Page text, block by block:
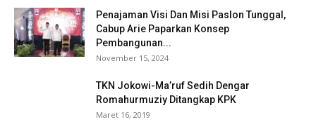
Penajaman Visi Dan Misi Paslon Tunggal,
Cabup Arie Paparkan Konsep
Pembangunan...
November 15, 2024
TKN Jokowi-Ma’ruf Sedih Dengar
Romahurmuziy Ditangkap KPK
Maret 16, 2019